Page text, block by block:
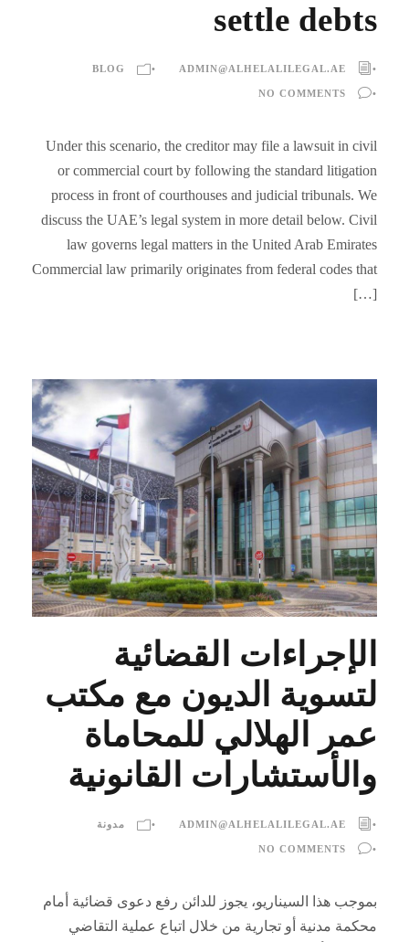
settle debts
•
ADMIN@ALHELALILEGAL.AE
•
BLOG
•
NO COMMENTS
Under this scenario, the creditor may file a lawsuit in civil
or commercial court by following the standard litigation
process in front of courthouses and judicial tribunals. We
discuss the UAE’s legal system in more detail below. Civil
law governs legal matters in the United Arab Emirates
Commercial law primarily originates from federal codes that
[…]
الإجراءات القضائية
لتسوية الديون مع مكتب
عمر الهلالي للمحاماة
والأستشارات القانونية
•
ADMIN@ALHELALILEGAL.AE
• مدونة
•
NO COMMENTS
بموجب هذا السيناريو، يجوز للدائن رفع دعوى قضائية أمام
محكمة مدنية أو تجارية من خلال اتباع عملية التقاضي